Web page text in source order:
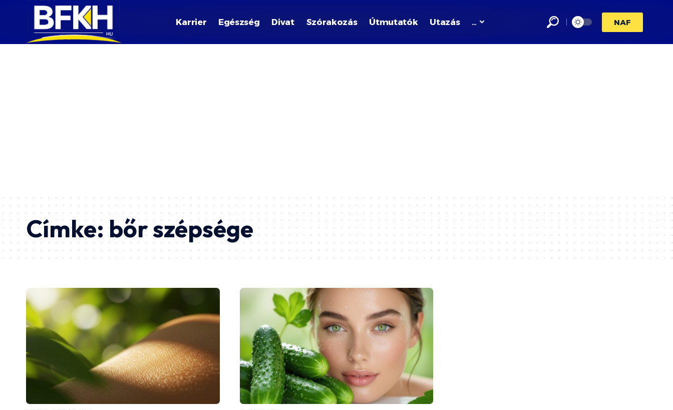
Karrier Egészség Divat Szórakozás Útmutatók Utazás … NAF
Címke:bőr szépsége